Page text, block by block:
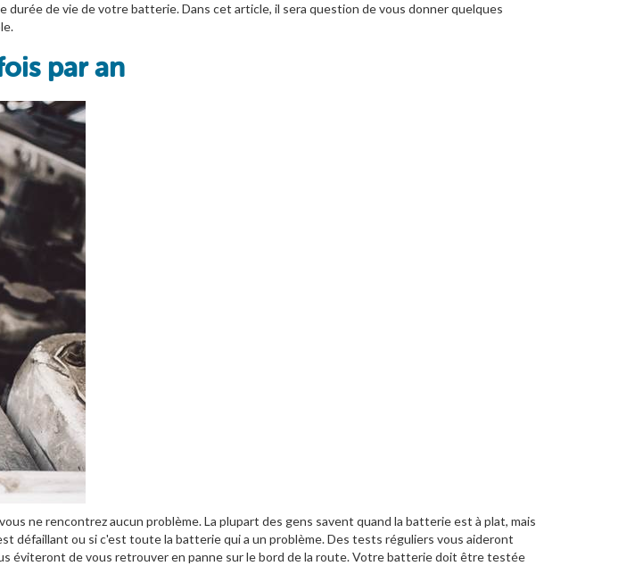
de vie de votre batterie. Dans cet article, il sera question de vous donner quelques
par an
ne rencontrez aucun problème. La plupart des gens savent quand la batterie est à plat, mais
défaillant ou si c'est toute la batterie qui a un problème. Des tests réguliers vous aideront
éviteront de vous retrouver en panne sur le bord de la route. Votre batterie doit être testée